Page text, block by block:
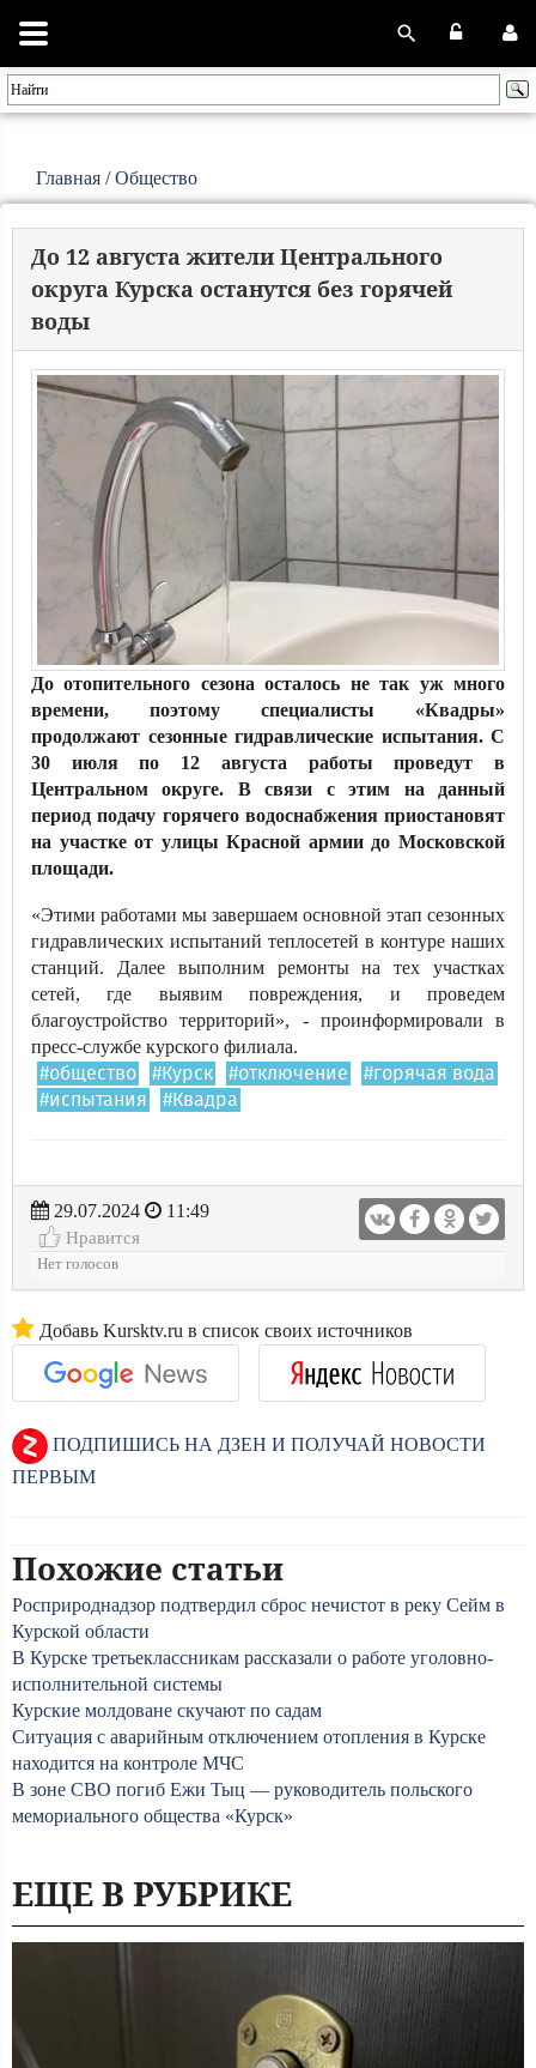
Главная /Общество
До 12 августа жители Центрального
округа Курска останутся без горячей
воды
До отопительного сезона осталось не так уж много
времени, поэтому специалисты «Квадры»
продолжают сезонные гидравлические испытания. С
30 июля по 12 августа работы проведут в
Центральном округе. В связи с этим на данный
период подачу горячего водоснабжения приостановят
на участке от улицы Красной армии до Московской
площади.
«Этими работами мы завершаем основной этап сезонных
гидравлических испытаний теплосетей в контуре наших
станций. Далее выполним ремонты на тех участках
сетей, где выявим повреждения, и проведем
благоустройство территорий», - проинформировали в
пресс-службе курского филиала.
#общество #Курск #отключение
#горячая вода
#испытания
#Квадра
29.07.2024
11:49
Нравится
Нет голосов
Добавь Kursktv.ru в список своих источников
ПОДПИШИСЬ НА ДЗЕН И ПОЛУЧАЙ НОВОСТИ
ПЕРВЫМ
Похожие статьи
Росприроднадзор подтвердил сброс нечистот в реку Сейм в
Курской области
В Курске третьеклассникам рассказали о работе уголовно-
исполнительной системы
Курские молдоване скучают по садам
Ситуация с аварийным отключением отопления в Курске
находится на контроле МЧС
В зоне СВО погиб Ежи Тыц — руководитель польского
мемориального общества «Курск»
ЕЩЕ В РУБРИКЕ